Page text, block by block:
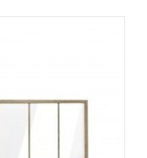
Więcej
Więcej